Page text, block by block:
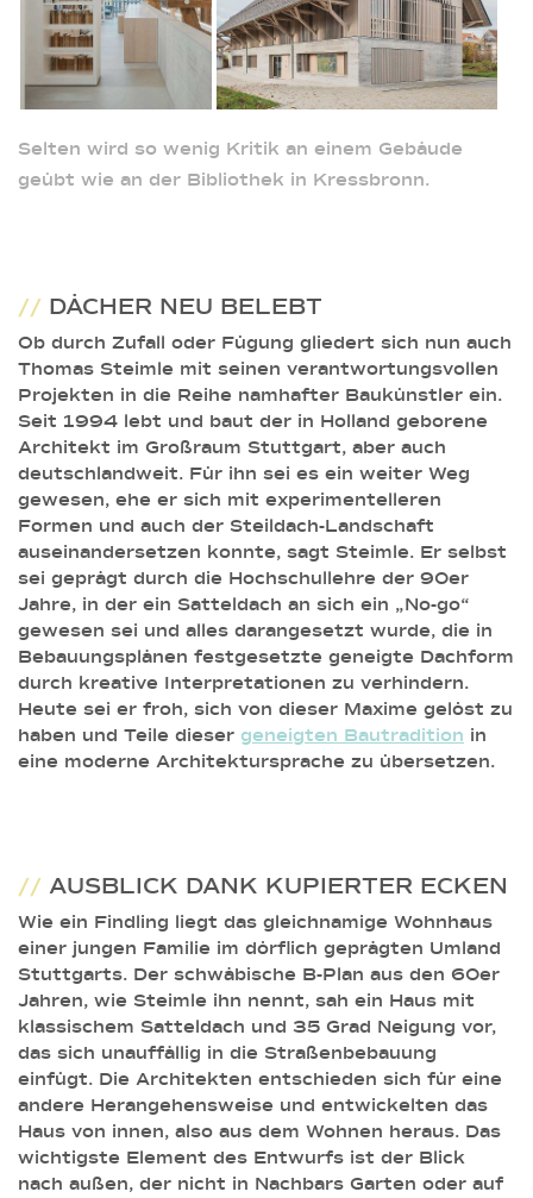
Selten wird so wenig Kritik an einem Gebäude
geübt wie an der Bibliothek in Kressbronn.
// DÄCHER NEU BELEBT
Ob durch Zufall oder Fügung gliedert sich nun auch
Thomas Steimle mit seinen verantwortungsvollen
Projekten in die Reihe namhafter Baukünstler ein.
Seit 1994 lebt und baut der in Holland geborene
Architekt im Großraum Stuttgart, aber auch
deutschlandweit. Für ihn sei es ein weiter Weg
gewesen, ehe er sich mit experimentelleren
Formen und auch der Steildach-Landschaft
auseinandersetzen konnte, sagt Steimle. Er selbst
sei geprägt durch die Hochschullehre der 90er
Jahre, in der ein Satteldach an sich ein „No-go“
gewesen sei und alles darangesetzt wurde, die in
Bebauungsplänen festgesetzte geneigte Dachform
durch kreative Interpretationen zu verhindern.
Heute sei er froh, sich von dieser Maxime gelöst zu
haben und Teile dieser geneigten Bautradition in
eine moderne Architektursprache zu übersetzen.
// AUSBLICK DANK KUPIERTER ECKEN
Wie ein Findling liegt das gleichnamige Wohnhaus
einer jungen Familie im dörflich geprägten Umland
Stuttgarts. Der schwäbische B-Plan aus den 60er
Jahren, wie Steimle ihn nennt, sah ein Haus mit
klassischem Satteldach und 35 Grad Neigung vor,
das sich unauffällig in die Straßenbebauung
einfügt. Die Architekten entschieden sich für eine
andere Herangehensweise und entwickelten das
Haus von innen, also aus dem Wohnen heraus. Das
wichtigste Element des Entwurfs ist der Blick
nach außen, der nicht in Nachbars Garten oder auf